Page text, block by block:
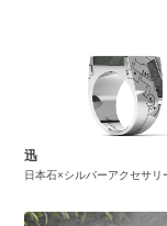
迅
日本石×シルバーアクセサリ